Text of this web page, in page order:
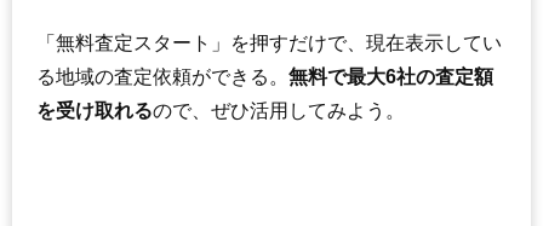
「無料査定スタート」を押すだけで、現在表示してい
る地域の査定依頼ができる。 無料で最大6社の査定額
を受け取れるので、ぜひ活用してみよう。